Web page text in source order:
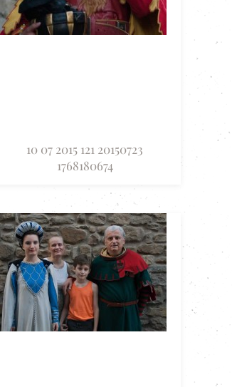
10 07 2015 121 20150723
1768180674